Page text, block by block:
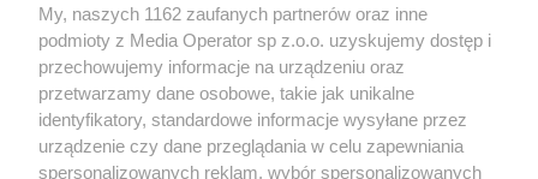
Wydawca mediówlokalnych
My, naszych 1162 zaufanych partnerów oraz inne
podmioty z Media Operator sp z.o.o. uzyskujemy dostęp i
przechowujemy informacje na urządzeniu oraz
przetwarzamy dane osobowe, takie jak unikalne
identyfikatory, standardowe informacje wysyłane przez
urządzenie czy dane przeglądania w celu zapewniania
spersonalizowanych reklam, wybór spersonalizowanych